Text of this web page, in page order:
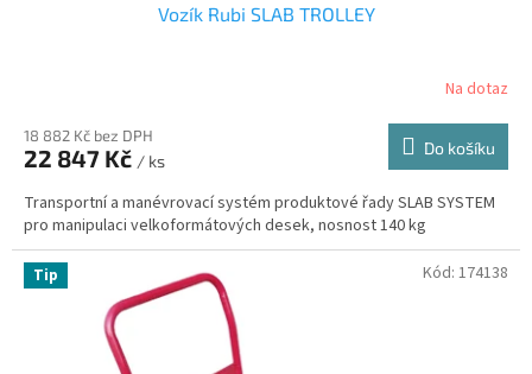
Vozík Rubi SLAB TROLLEY
Na dotaz
18 882 Kč bez DPH
22 847 Kč / ks
Do košíku
Transportní a manévrovací systém produktové řady SLAB SYSTEM
pro manipulaci velkoformátových desek, nosnost 140 kg
Tip Kód: 174138